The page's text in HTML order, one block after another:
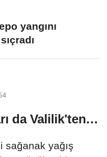
yangını
da Valilik'ten…
sağanak yağış